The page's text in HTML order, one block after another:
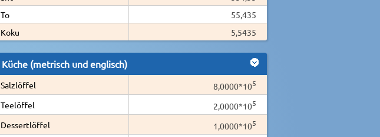
To
55,435
Koku
5,5435
Küche (metrisch und englisch)
Salzlöffel 8,0000*105
Teelöffel 2,0000*105
Dessertlöffel 1,0000*105